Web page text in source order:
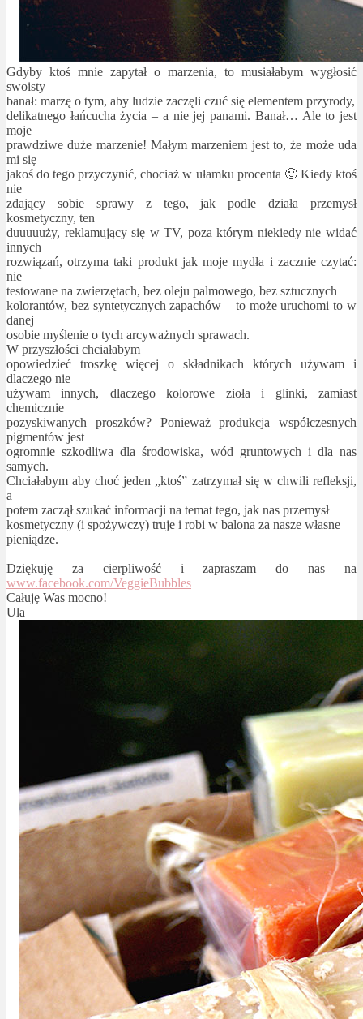
Gdyby ktoś mnie zapytał o marzenia, to musiałabym wygłosić
swoisty
banał: marzę o tym, aby ludzie zaczęli czuć się elementem przyrody,
delikatnego łańcucha życia – a nie jej panami. Banał… Ale to jest
moje
prawdziwe duże marzenie! Małym marzeniem jest to, że może uda
mi się
jakoś do tego przyczynić, chociaż w ułamku procenta 🙂 Kiedy ktoś
nie
zdający sobie sprawy z tego, jak podle działa przemysł
kosmetyczny, ten
duuuuuży, reklamujący się w TV, poza którym niekiedy nie widać
innych
rozwiązań, otrzyma taki produkt jak moje mydła i zacznie czytać:
nie
testowane na zwierzętach, bez oleju palmowego, bez sztucznych
kolorantów, bez syntetycznych zapachów – to może uruchomi to w
danej
osobie myślenie o tych arcyważnych sprawach.
W przyszłości chciałabym
opowiedzieć troszkę więcej o składnikach których używam i
dlaczego nie
używam innych, dlaczego kolorowe zioła i glinki, zamiast
chemicznie
pozyskiwanych proszków? Ponieważ produkcja współczesnych
pigmentów jest
ogromnie szkodliwa dla środowiska, wód gruntowych i dla nas
samych.
Chciałabym aby choć jeden „ktoś” zatrzymał się w chwili refleksji,
a
potem zaczął szukać informacji na temat tego, jak nas przemysł
kosmetyczny (i spożywczy) truje i robi w balona za nasze własne
pieniądze.
Dziękuję za cierpliwość i zapraszam do nas na
www.facebook.com/VeggieBubbles
Całuję Was mocno!
Ula